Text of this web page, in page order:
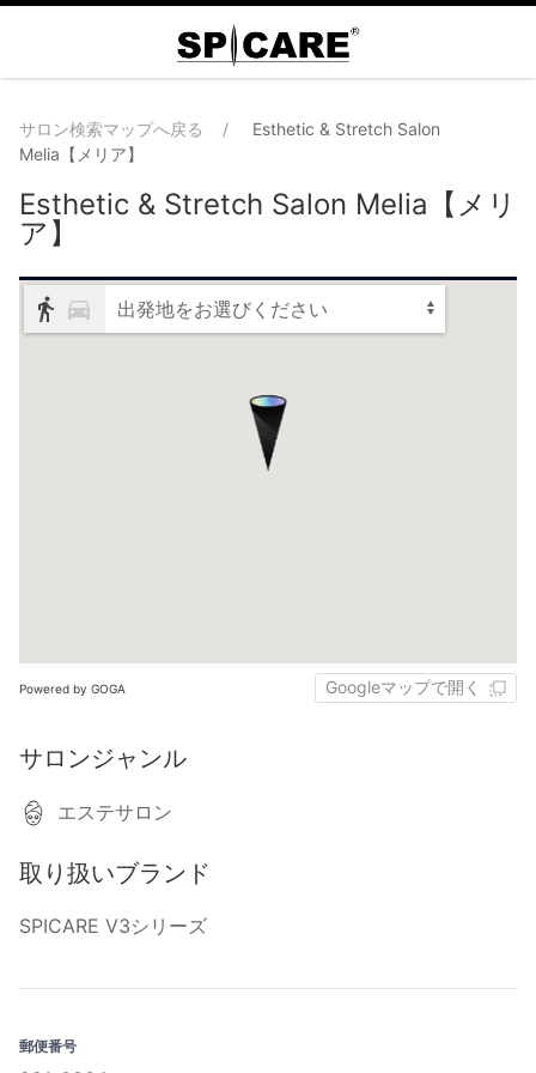
サロン検索マップへ戻る
Esthetic & Stretch Salon
Melia【メリア】
Esthetic & Stretch Salon Melia【メリ
ア】
出発地をお選びください
Powered by GOGA Googleマップで開く
サロンジャンル
エステサロン
取り扱いブランド
SPICARE V3シリーズ
郵便番号